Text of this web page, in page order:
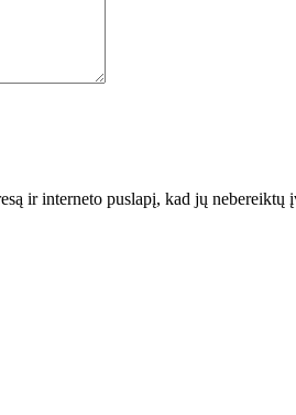
ir interneto puslapį, kad jų